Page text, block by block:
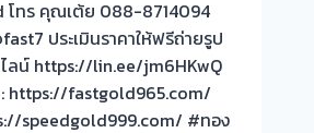
ไม่
ต้อง
รอ
จบไว
โทร คุณเต้ย 088-8714094
ประเมินราคาให้ฟรีถ่ายรูป
ลน์ https://lin.ee/jm6HKwQ
https://fastgold965.com/
speedgold999.com/ #ทอง